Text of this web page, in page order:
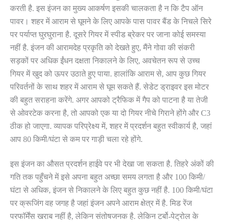
करती है. इस इंजन का मुख्य आकर्षण इसकी चालकता है न कि टैप ऑन
पावर। शहर में आराम से घूमने के लिए आपके पास पावर बैंड के निचले सिरे
पर पर्याप्त घुरघुराना है. दूसरे गियर में स्पीड ब्रेकर पर जाना कोई समस्या
नहीं है. इंजन की आरामदेह प्रकृति को देखते हुए, मैंने गोवा की संकरी
सड़कों पर अधिक ईंधन दक्षता निकालने के लिए, अवचेतन रूप से उच्च
गियर में खुद को ऊपर उठाते हुए पाया. हालांकि आराम से, आप कुछ गियर
परिवर्तनों के साथ शहर में आराम से घूम सकते हैं. सेडेट ड्राइवर इस मोटर
की बहुत सराहना करेंगे. अगर आपको ट्रैफिक में गैप को पाटना है या तेजी
से ओवरटेक करना है, तो आपको एक या दो गियर नीचे गिराने होंगे और C3
ठीक हो जाएगा. व्यापक परिप्रेक्ष्य में, शहर में प्रदर्शन बहुत स्वीकार्य है, जहां
आप 80 किमी/घंटा से कम पर गाड़ी चला रहे होंगे.
इस इंजन का औसत प्रदर्शन हाईवे पर भी देखा जा सकता है. तिहरे अंकों की
गति तक पहुँचने में इसे अपना बहुत अच्छा समय लगता है और 100 किमी/
घंटा से अधिक, इंजन से निकालने के लिए बहुत कुछ नहीं है. 100 किमी/घंटा
पर क्रूजिंग वह जगह है जहां इंजन अपने आराम क्षेत्र में है. मिड रेंज
परफॉर्मेंस खराब नहीं है, लेकिन संतोषजनक है. लेकिन टर्बो-पेट्रोल के